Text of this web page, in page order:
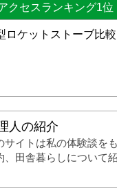
クセスランキング1位
ロケットストーブ比較
人の紹介
サイトは私の体験談を
、田舎暮らしについて